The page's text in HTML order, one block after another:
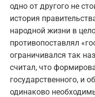
одно от другого не
история
народной жизни в
противопоставлял
ограничивался так
считал, что
государственного, и
одинаково